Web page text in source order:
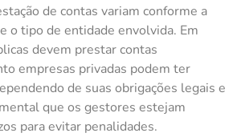
de contas variam conforme a
o tipo de entidade envolvida. Em
devem prestar contas
empresas privadas podem ter
de suas obrigações legais e
que os gestores estejam
para evitar penalidades.